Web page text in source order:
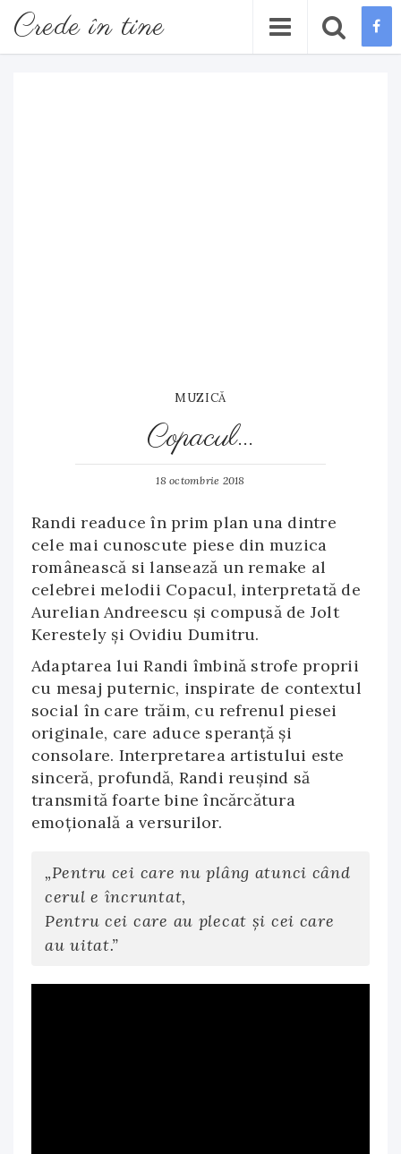
Crede în tine
MUZICĂ
Copacul…
18 octombrie 2018
Randi readuce în prim plan una dintre
cele mai cunoscute piese din muzica
românească si lansează un remake al
celebrei melodii Copacul, interpretată de
Aurelian Andreescu şi compusă de Jolt
Kerestely şi Ovidiu Dumitru.
Adaptarea lui Randi îmbină strofe proprii
cu mesaj puternic, inspirate de contextul
social în care trăim, cu refrenul piesei
originale, care aduce speranţă şi
consolare. Interpretarea artistului este
sinceră, profundă, Randi reuşind să
transmită foarte bine încărcătura
emoţională a versurilor.
„Pentru cei care nu plâng atunci când
cerul e încruntat,
Pentru cei care au plecat şi cei care
au uitat.”